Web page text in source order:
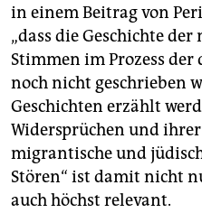
in einem Beitrag von
„dass die Geschichte
Stimmen im Prozess
noch nicht geschrieben
Geschichten erzählt
Widersprüchen und
migrantische und
Stören“ ist damit nicht
auch höchst relevant.